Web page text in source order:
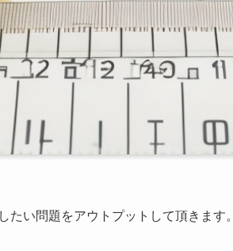
い問題をアウトプットして頂きます。